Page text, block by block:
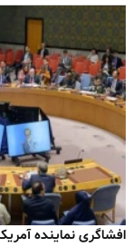
افشاگری نماینده